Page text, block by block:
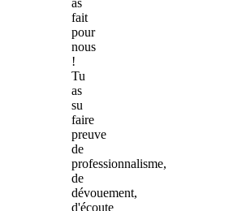
as
fait
pour
nous
!
Tu
as
su
faire
preuve
de
professionnalisme,
de
dévouement,
d'écoute